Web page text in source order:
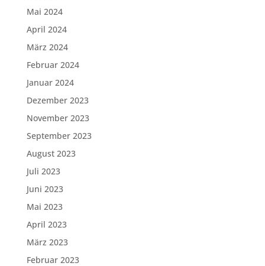
Mai 2024
April 2024
März 2024
Februar 2024
Januar 2024
Dezember 2023
November 2023
September 2023
August 2023
Juli 2023
Juni 2023
Mai 2023
April 2023
März 2023
Februar 2023